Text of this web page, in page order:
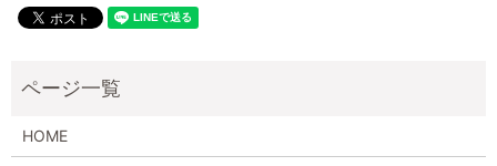
HOME